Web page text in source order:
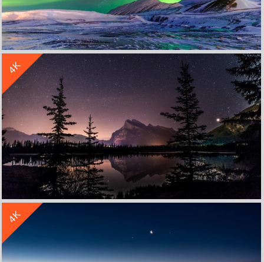
挪威的晚上 美丽的星空风景 4K高清壁纸
4K
立 即 下 载
收 藏
4K